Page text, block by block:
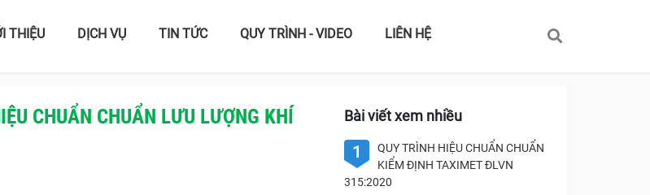
THIỆU DỊCH VỤ TIN TỨC QUY TRÌNH - VIDEO LIÊN HỆ
CHUẨN CHUẨN LƯU LƯỢNG KHÍ
Bài viết xem nhiều
1
QUY TRÌNH HIỆU CHUẨN CHUẨN
KIỂM ĐỊNH TAXIMET ĐLVN
315:2020